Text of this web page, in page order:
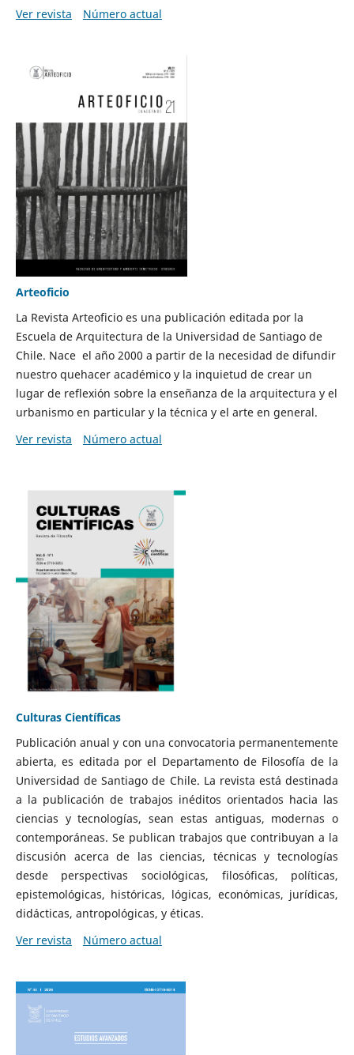
Ver revista
Número actual
Arteoficio
La Revista Arteoficio es una publicación editada por la
Escuela de Arquitectura de la Universidad de Santiago de
Chile. Nace el año 2000 a partir de la necesidad de difundir
nuestro quehacer académico y la inquietud de crear un
lugar de reflexión sobre la enseñanza de la arquitectura y el
urbanismo en particular y la técnica y el arte en general.
Ver revista
Número actual
Culturas Científicas
Publicación anual y con una convocatoria permanentemente
abierta, es editada por el Departamento de Filosofía de la
Universidad de Santiago de Chile. La revista está destinada
a la publicación de trabajos inéditos orientados hacia las
ciencias y tecnologías, sean estas antiguas, modernas o
contemporáneas. Se publican trabajos que contribuyan a la
discusión acerca de las ciencias, técnicas y tecnologías
desde perspectivas sociológicas, filosóficas, políticas,
epistemológicas, históricas, lógicas, económicas, jurídicas,
didácticas, antropológicas, y éticas.
Ver revista
Número actual